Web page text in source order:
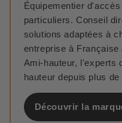
Équipementier
particuliers. Conseil
solutions adaptées à
entreprise à
Ami-hauteur, l'experts
hauteur depuis plus de
Découvrir la